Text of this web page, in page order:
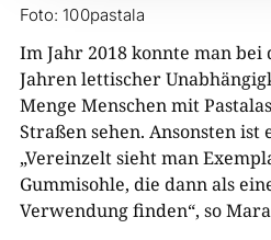
Foto: 100pastala
Im Jahr 2018 konnte man
Jahren lettischer
Menge Menschen mit
Straßen sehen. Ansonsten ist
„Vereinzelt sieht man
Gummisohle, die dann als
Verwendung finden“, so